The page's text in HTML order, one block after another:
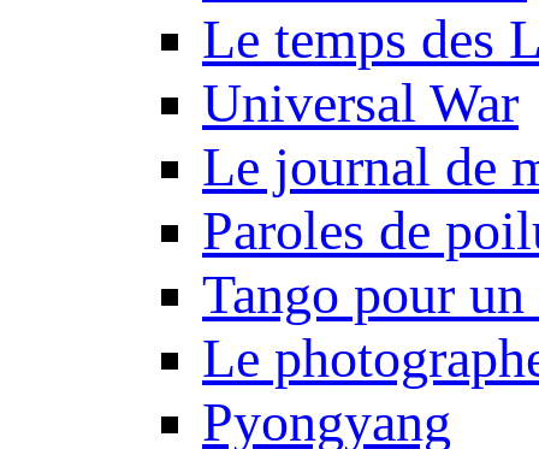
Le temps des
Universal War
Le journal de
Paroles de
Tango pour
Le
Pyongyang